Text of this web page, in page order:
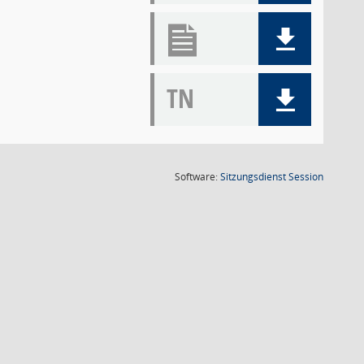
TN
Software:SitzungsdienstSession(Wird in